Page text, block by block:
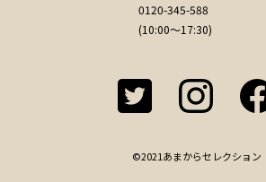
0120-345-588
(10:00～17:30)
©2021あまからセレクション